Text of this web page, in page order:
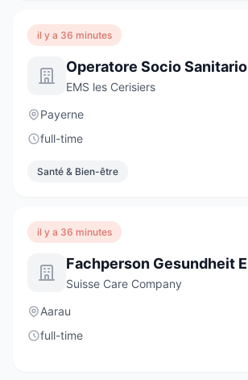
il y a 36 minutes
Operatore Socio Sanitario
EMS les Cerisiers
Payerne
full-time
Santé & Bien-être
il y a 36 minutes
Suisse Care Company
Aarau
full-time